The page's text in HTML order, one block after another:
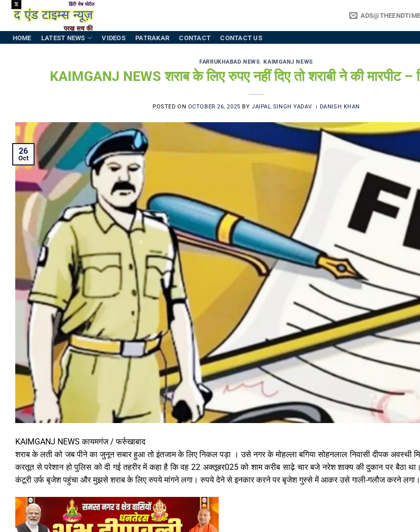
Skip
content
HOME LATEST NEWS VIDEOS PATRAKAR CONTACT CONTACT US
FARRUKHABAD NEWS,KAIMGANJ NEWS
KAIMGANJ NEWS शराब के लिए रुपए नहीं दिए तो शराबी ने की मारपीट –
POSTED ON OCTOBER 26, 2025 BY JAIPAL SINGH YADAV । DANISH KHAN
26
Oct
KAIMGANJ NEWS कायमगंज / फर्रुखाबाद
शराब के लती को जब पीने का जुनून सबार हुआ तो इंतजाम के लिए निकल पड़ा । उसे नगर के मोहल्ला बगिया सोहनलाल निवासी दीपक अवस्थी
करतूत से परेशान हो पुलिस को दी गई तहरीर में कहा है कि वह 22 अक्तूबर025 को शाम करीब साढ़े चार बजे नरेश शाक्य की दुकान पर बैठा था।
कंटूरी उर्फ बृजेश पहुंचा और मुझसे शराब के लिए रुपये मांगने लगा। रुपये देने से इनकार करने पर बृजेश गुस्से में आकर उसे गाली-गलौज करने लगा।